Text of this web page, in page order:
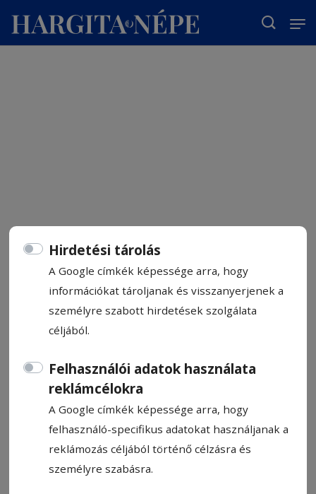
Hirdetési tárolás
A Google címkék képessége arra, hogy
információkat tároljanak és visszanyerjenek a
személyre szabott hirdetések szolgálata
céljából.
Felhasználói adatok használata
reklámcélokra
A Google címkék képessége arra, hogy
felhasználó-specifikus adatokat használjanak a
reklámozás céljából történő célzásra és
személyre szabásra.
A kerti törpe dala
Para Pista
2025. június 19., 8:24